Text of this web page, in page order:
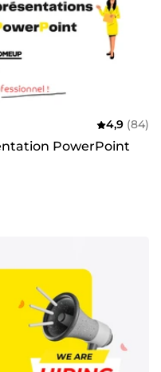
4,9 (84)
PowerPoint